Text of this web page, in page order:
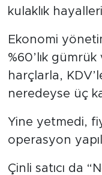
kulaklık
Ekonomi
%60’lık
harçlarla,
neredeyse üç
Yine yetmedi,
operasyon
Çinli satıcı da